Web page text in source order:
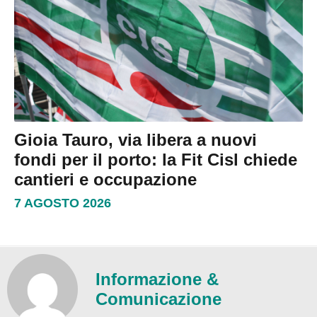
Gioia Tauro, via libera a nuovi
fondi per il porto: la Fit Cisl chiede
cantieri e occupazione
7 AGOSTO 2026
Informazione &
Comunicazione